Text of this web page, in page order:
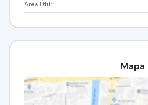
Área Útil:
Mapa